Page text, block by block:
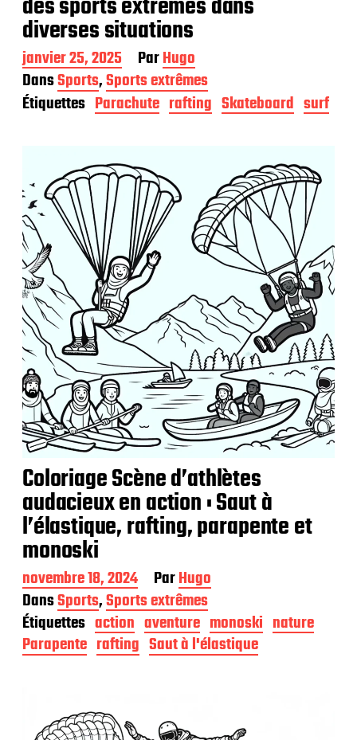
des sports extrêmes dans
diverses situations
D
a
t
e
b
l
i
c
a
t
i
o
n
janvier 25, 2025 ParHugo
DansSports,Sports extrêmes
Étiquettes Parachute rafting Skateboard surf
Coloriage Scène d’athlètes
audacieux en action : Saut à
l’élastique, rafting, parapente et
monoski
D
a
t
e
d
e
novembre 18, 2024 ParHugo
DansSports,Sports extrêmes
Étiquettes action aventure monoski nature
Parapente rafting Saut à l'élastique